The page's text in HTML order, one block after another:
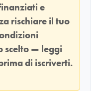
e
rischiare il tuo
scelto — leggi
di iscriverti.